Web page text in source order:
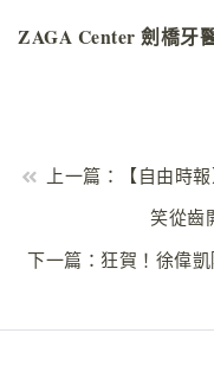
ZAGA Center 劍橋牙
上一篇：【自由時
笑從齒
下一篇：狂賀！徐偉